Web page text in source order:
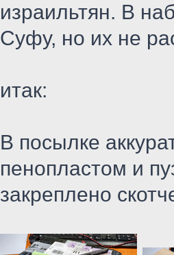
израильтян. В
Суфу, но их не
итак:
В посылке
пенопластом и
закреплено